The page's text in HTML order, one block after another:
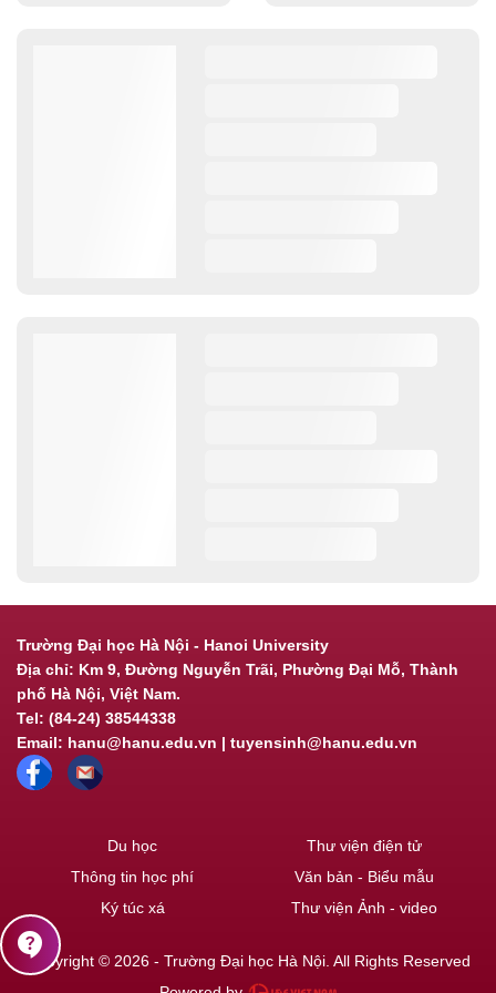
Trường Đại học Hà Nội - Hanoi University
Địa chỉ: Km 9, Đường Nguyễn Trãi, Phường Đại Mỗ, Thành
phố Hà Nội, Việt Nam.
Tel: (84-24) 38544338
Email: hanu@hanu.edu.vn | tuyensinh@hanu.edu.vn
Du học
Thông tin học phí
Ký túc xá
Thư viện điện tử
Văn bản - Biểu mẫu
Thư viện Ảnh - video
Copyright © 2026 - Trường Đại học Hà Nội. All Rights Reserved
contact_support